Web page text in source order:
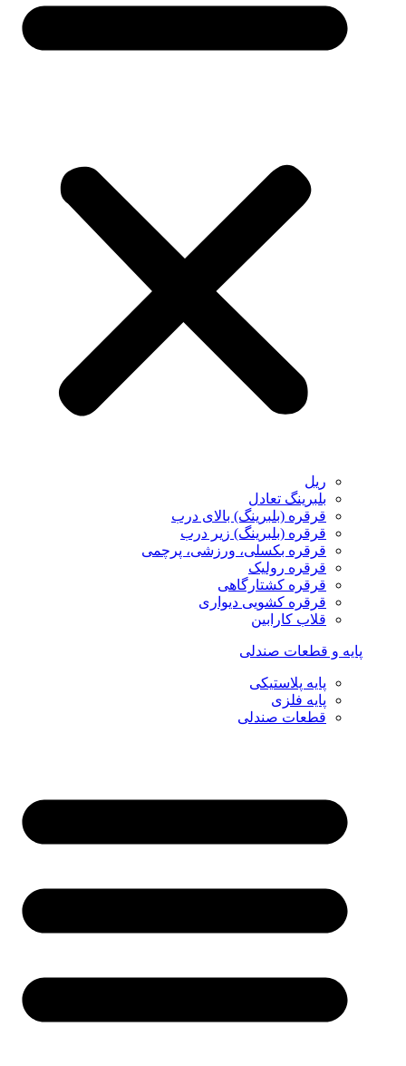
ریل
بلبرینگ تعادل
قرقره (بلبرینگ) بالای درب
قرقره (بلبرینگ) زیر درب
قرقره بکسلی، ورزشی، پرچمی
قرقره رولیک
قرقره کشتارگاهی
قرقره کشویی دیواری
قلاب کارابین
پایه و قطعات صندلی
پایه پلاستیکی
پایه فلزی
قطعات صندلی